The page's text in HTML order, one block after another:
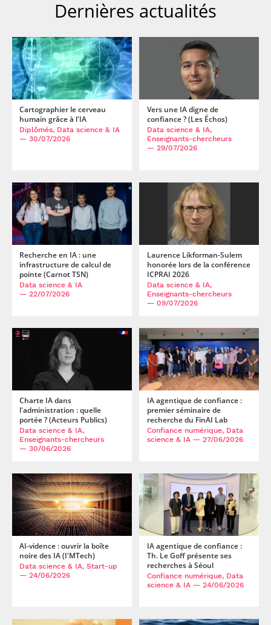
Dernières actualités
Cartographier le cerveau
humain grâce à l'IA
Diplômés, Data science & IA
— 30/07/2026
Vers une IA digne de
confiance ? (Les Échos)
Data science & IA,
Enseignants-chercheurs
— 29/07/2026
Recherche en IA : une
infrastructure de calcul de
pointe (Carnot TSN)
Data science & IA
— 22/07/2026
Laurence Likforman-Sulem
honorée lors de la conférence
ICPRAI 2026
Data science & IA,
Enseignants-chercheurs
— 09/07/2026
Charte IA dans
l'administration : quelle
portée ? (Acteurs Publics)
Data science & IA,
Enseignants-chercheurs
— 30/06/2026
IA agentique de confiance :
premier séminaire de
recherche du FinAI Lab
Confiance numérique, Data
science & IA— 27/06/2026
AI-vidence : ouvrir la boîte
noire des IA (I'MTech)
Data science & IA, Start-up
— 24/06/2026
IA agentique de confiance :
Th. Le Goff présente ses
recherches à Séoul
Confiance numérique, Data
science & IA— 24/06/2026